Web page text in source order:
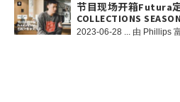
节目现场开箱Futura
COLLECTIONS